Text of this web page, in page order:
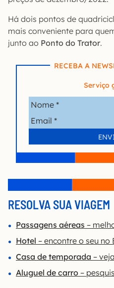
Há dois pontos de
mais conveniente para
junto ao Ponto do Trator.
RECEBA A
Serviço
RESOLVA SUA VIAGEM
Passagens aéreas –
Hotel – encontre o seu no
Casa de temporada –
Aluguel de carro –